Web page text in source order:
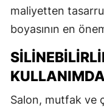
maliyetten
boyasının en
Salon, mutfak ve